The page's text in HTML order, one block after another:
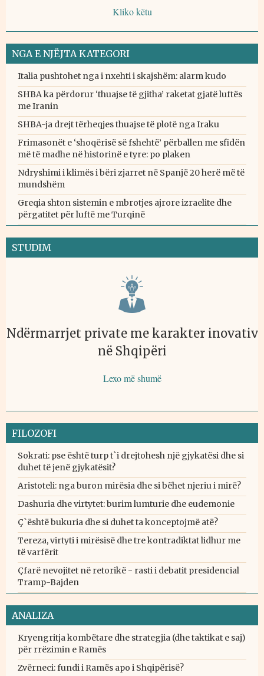
Kliko këtu
NGA E NJËJTA KATEGORI
Italia pushtohet nga i nxehti i skajshëm: alarm kudo
SHBA ka përdorur ‘thuajse të gjitha’ raketat gjatë luftës
me Iranin
SHBA-ja drejt tërheqjes thuajse të plotë nga Iraku
Frimasonët e ‘shoqërisë së fshehtë’ përballen me sfidën
më të madhe në historinë e tyre: po plaken
Ndryshimi i klimës i bëri zjarret në Spanjë 20 herë më të
mundshëm
Greqia shton sistemin e mbrotjes ajrore izraelite dhe
përgatitet për luftë me Turqinë
STUDIM
Ndërmarrjet private me karakter inovativ
në Shqipëri
Lexo më shumë
FILOZOFI
Sokrati: pse është turp t`i drejtohesh një gjykatësi dhe si
duhet të jenë gjykatësit?
Aristoteli: nga buron mirësia dhe si bëhet njeriu i mirë?
Dashuria dhe virtytet: burim lumturie dhe eudemonie
Ç`është bukuria dhe si duhet ta konceptojmë atë?
Tereza, virtyti i mirësisë dhe tre kontradiktat lidhur me
të varfërit
Çfarë nevojitet në retorikë - rasti i debatit presidencial
Tramp-Bajden
ANALIZA
Kryengritja kombëtare dhe strategjia (dhe taktikat e saj)
për rrëzimin e Ramës
Zvërneci: fundi i Ramës apo i Shqipërisë?